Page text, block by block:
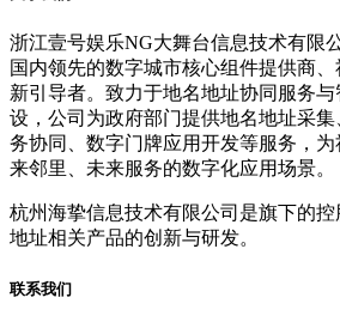
浙江壹号娱乐NG大舞台信息技术有限
国内领先的数字城市核心组件提供商
新引导者。致力于地名地址协同服务
设，公司为政府部门提供地名地址采
务协同、数字门牌应用开发等服务，
来邻里、未来服务的数字化应用场景。
杭州海挚信息技术有限公司是旗下的
地址相关产品的创新与研发。
联系我们